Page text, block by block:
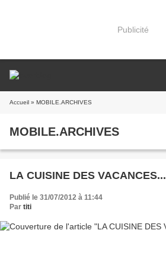
Publicité
Accueil » MOBILE.ARCHIVES
MOBILE.ARCHIVES
LA CUISINE DES VACANCES...
Publié le 31/07/2012 à 11:44
Par titi